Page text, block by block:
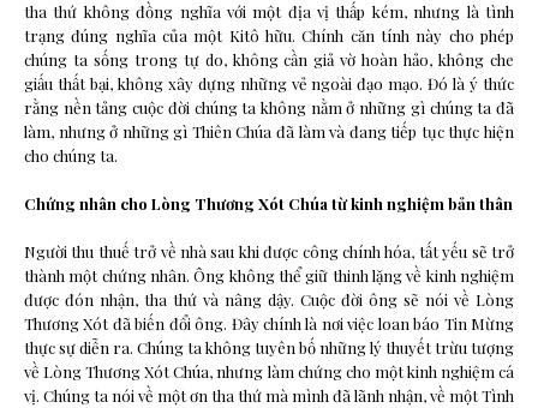
tha thứ không đồng nghĩa với một địa vị thấp kém, nhưng là tình
trạng đúng nghĩa của một Kitô hữu. Chính căn tính này cho phép
chúng ta sống trong tự do, không cần giả vờ hoàn hảo, không che
giấu thất bại, không xây dựng những vẻ ngoài đạo mạo. Đó là ý thức
rằng nền tảng cuộc đời chúng ta không nằm ở những gì chúng ta đã
làm, nhưng ở những gì Thiên Chúa đã làm và đang tiếp tục thực hiện
cho chúng ta.
Chứng nhân cho Lòng Thương Xót Chúa từ kinh nghiệm bản thân
Người thu thuế trở về nhà sau khi được công chính hóa, tất yếu sẽ trở
thành một chứng nhân. Ông không thể giữ thinh lặng về kinh nghiệm
được đón nhận, tha thứ và nâng dậy. Cuộc đời ông sẽ nói về Lòng
Thương Xót đã biến đổi ông. Đây chính là nơi việc loan báo Tin Mừng
thực sự diễn ra. Chúng ta không tuyên bố những lý thuyết trừu tượng
về Lòng Thương Xót Chúa, nhưng làm chứng cho một kinh nghiệm cá
vị. Chúng ta nói về một ơn tha thứ mà mình đã lãnh nhận, về một Tình